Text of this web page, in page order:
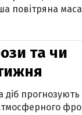
повітряна
та чи
діб